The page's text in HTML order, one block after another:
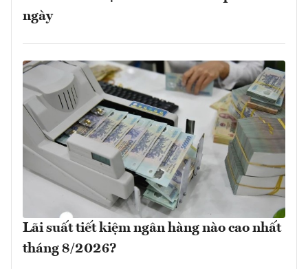
ngày
Lãi suất tiết kiệm ngân hàng nào cao nhất
tháng 8/2026?